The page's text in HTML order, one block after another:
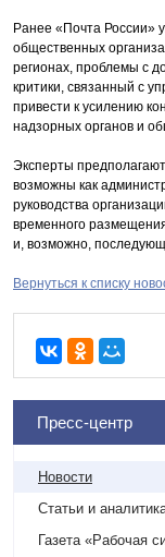
Ранее «Почта России»
общественных
регионах, проблемы с
критики, связанный с
привести к усилению
надзорных органов и
Эксперты
возможны как
руководства
временного
и, возможно,
Вернуться к списку
Пресс-центр
Новости
Статьи и
Газета «Рабочая